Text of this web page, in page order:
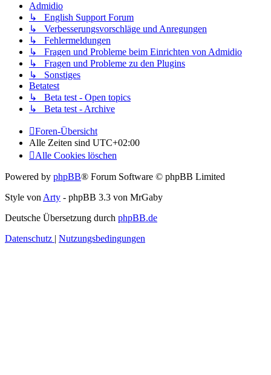
Admidio
↳ English Support Forum
↳ Verbesserungsvorschläge und Anregungen
↳ Fehlermeldungen
↳ Fragen und Probleme beim Einrichten von Admidio
↳ Fragen und Probleme zu den Plugins
↳ Sonstiges
Betatest
↳ Beta test - Open topics
↳ Beta test - Archive
Foren-Übersicht
Alle Zeiten sind UTC+02:00
Alle Cookies löschen
Powered by phpBB® Forum Software © phpBB Limited
Style vonArty - phpBB 3.3 von MrGaby
Deutsche Übersetzung durch phpBB.de
Datenschutz | Nutzungsbedingungen